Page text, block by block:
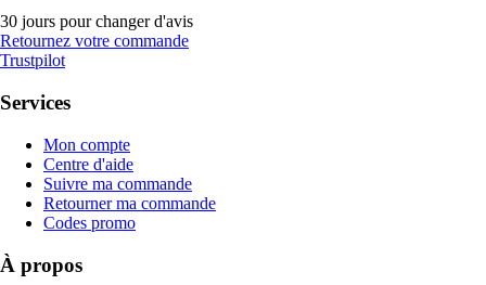
30 jours pour changer d'avis
Retournez votre commande
Trustpilot
Services
Mon compte
Centre d'aide
Suivre ma commande
Retourner ma commande
Codes promo
À propos